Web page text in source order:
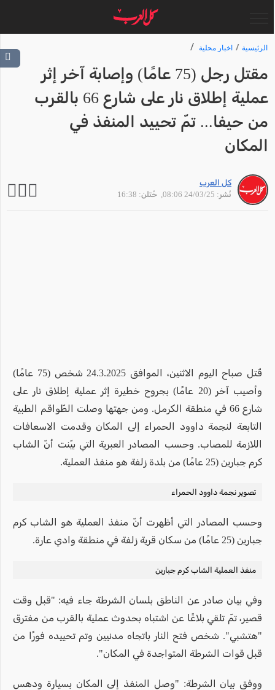
الرئيسية اخبار محلية
مقتل رجل (75 عامًا) وإصابة آخر إثر
عملية إطلاق نار على شارع 66 بالقرب
من حيفا... تمّ تحييد المنفذ في
المكان
كل العرب
نُشر: 24/03/25 08:06
, حُتلن: 16:38
قُتل صباح اليوم الاثنين، الموافق 24.3.2025 شخص (75 عامًا)
وأصيب آخر (20 عامًا) بجروح خطيرة إثر عملية إطلاق نار على
شارع 66 في منطقة الكرمل. ومن جهتها وصلت الطّواقم الطبية
التابعة لنجمة داوود الحمراء إلى المكان وقدمت الاسعافات
اللازمة للمصاب. وحسب المصادر العبرية التي بيّنت أنّ الشاب
كرم جبارين (25 عامًا) من بلدة زلفة هو منفذ العملية.
تصوير نجمة داوود الحمراء
وحسب المصادر التي أظهرت أنّ منفذ العملية هو الشاب كرم
جبارين (25 عامًا) من سكان قرية زلفة في منطقة وادي عارة.
منفذ العملية الشاب كرم جبارين
وفي بيان صادر عن الناطق بلسان الشرطة جاء فيه: "قبل وقت
قصير، تمّ تلقي بلاغًا عن اشتباه بحدوث عملية بالقرب من مفترق
"هتشبي". شخص فتح النار باتجاه مدنيين وتم تحييده فورًا من
قبل قوات الشرطة المتواجدة في المكان".
ووفق بيان الشرطة: "وصل المنفذ إلى المكان بسيارة ودهس